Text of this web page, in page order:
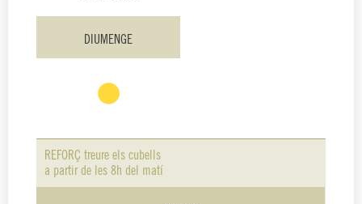
DIUMENGE
REFORÇ treure els cubells
a partir de les 8h del matí